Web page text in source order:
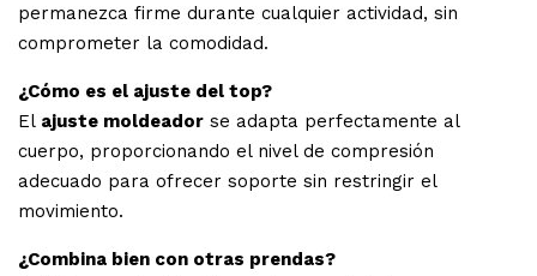
permanezca firme durante cualquier actividad, sin
comprometer la comodidad.
¿Cómo es el ajuste del top?
El ajuste moldeador se adapta perfectamente al
cuerpo, proporcionando el nivel de compresión
adecuado para ofrecer soporte sin restringir el
movimiento.
¿Combina bien con otras prendas?